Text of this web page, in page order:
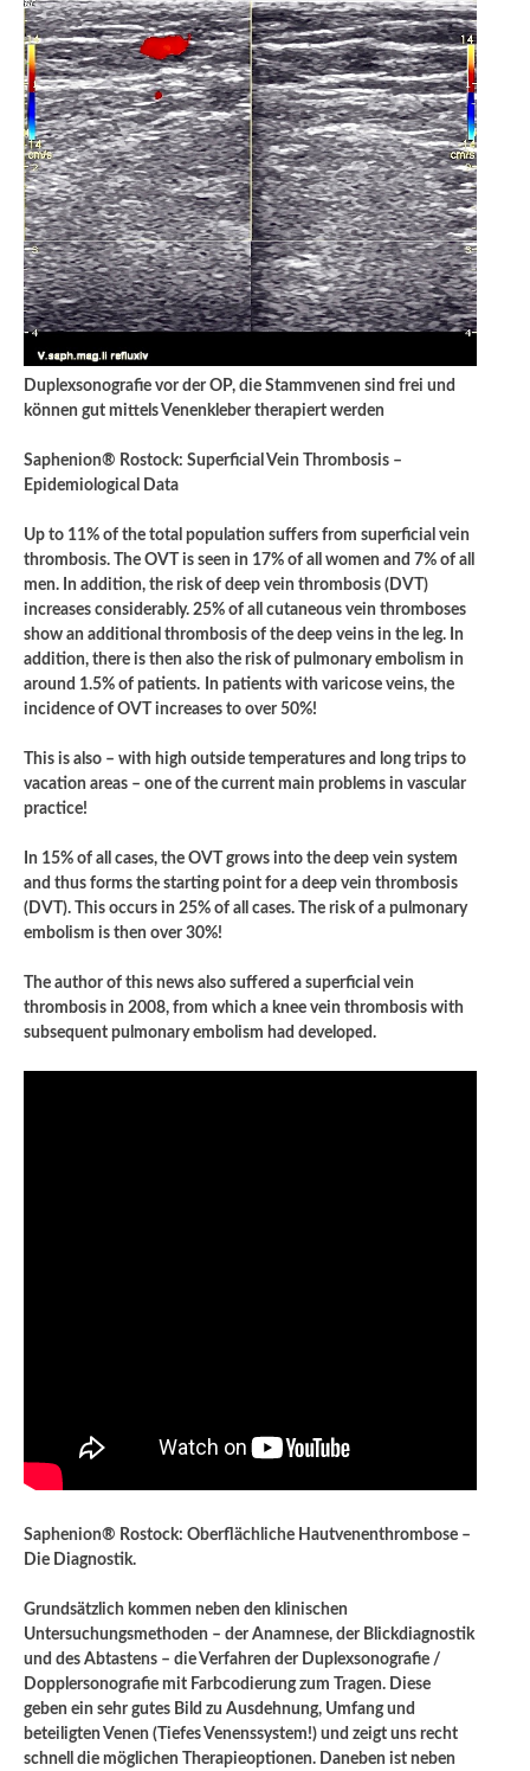
Duplexsonografie vor der OP, die Stammvenen sind frei und
können gut mittels Venenkleber therapiert werden
Saphenion® Rostock: Superficial Vein Thrombosis –
Epidemiological Data
Up to 11% of the total population suffers from superficial vein
thrombosis. The OVT is seen in 17% of all women and 7% of all
men. In addition, the risk of deep vein thrombosis (DVT)
increases considerably. 25% of all cutaneous vein thromboses
show an additional thrombosis of the deep veins in the leg. In
addition, there is then also the risk of pulmonary embolism in
around 1.5% of patients. In patients with varicose veins, the
incidence of OVT increases to over 50%!
This is also – with high outside temperatures and long trips to
vacation areas – one of the current main problems in vascular
practice!
In 15% of all cases, the OVT grows into the deep vein system
and thus forms the starting point for a deep vein thrombosis
(DVT). This occurs in 25% of all cases. The risk of a pulmonary
embolism is then over 30%!
The author of this news also suffered a superficial vein
thrombosis in 2008, from which a knee vein thrombosis with
subsequent pulmonary embolism had developed.
Saphenion® Rostock: Oberflächliche Hautvenenthrombose –
Die Diagnostik.
Grundsätzlich kommen neben den klinischen
Untersuchungsmethoden – der Anamnese, der Blickdiagnostik
und des Abtastens – die Verfahren der Duplexsonografie /
Dopplersonografie mit Farbcodierung zum Tragen. Diese
geben ein sehr gutes Bild zu Ausdehnung, Umfang und
beteiligten Venen (Tiefes Venenssystem!) und zeigt uns recht
schnell die möglichen Therapieoptionen. Daneben ist neben